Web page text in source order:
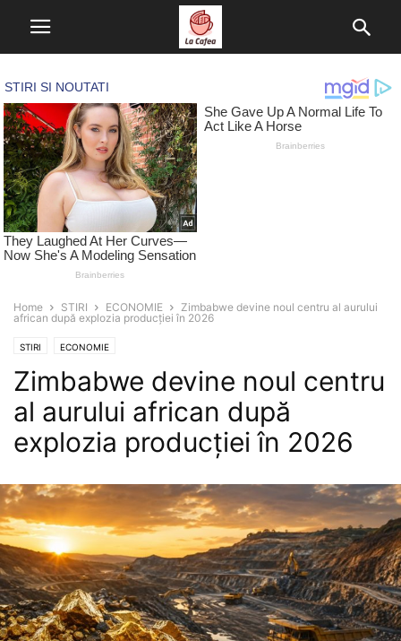
Home STIRI ECONOMIE
Zimbabwe devine noul centru al aurului
african după explozia producției în 2026
STIRI ECONOMIE
Zimbabwe devine noul centru
al aurului african după
explozia producției în 2026